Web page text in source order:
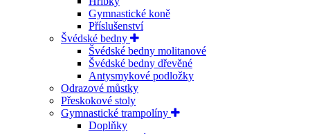
Gymnastické koně
Příslušenství
Švédské bedny
Švédské bedny molitanové
Švédské bedny dřevěné
Antysmykové podložky
Odrazové můstky
Přeskokové stoly
Gymnastické trampolíny
Doplňky